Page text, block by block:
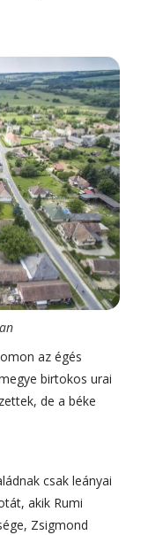
az égés
birtokos urai
de a béke
csak leányai
akik Rumi
Zsigmond